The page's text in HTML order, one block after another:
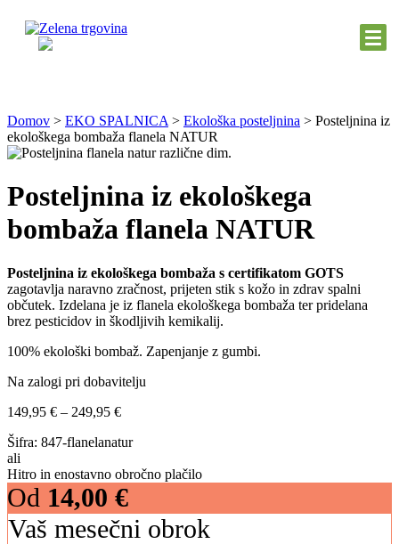
Domov > EKO SPALNICA > Ekološka posteljnina > Posteljnina iz
ekološkega bombaža flanela NATUR
Posteljnina iz ekološkega
bombaža flanela NATUR
Posteljnina iz ekološkega bombaža s certifikatom GOTS
zagotavlja naravno zračnost, prijeten stik s kožo in zdrav spalni
občutek. Izdelana je iz flanela ekološkega bombaža ter pridelana
brez pesticidov in škodljivih kemikalij.
100% ekološki bombaž. Zapenjanje z gumbi.
Na zalogi pri dobavitelju
149,95 € – 249,95 €Cenovni
od
do
249,95 €
Šifra: 847-flanelanatur
ali
Hitro in enostavno obročno plačilo
Od 14,00 €
Vaš mesečni obrok